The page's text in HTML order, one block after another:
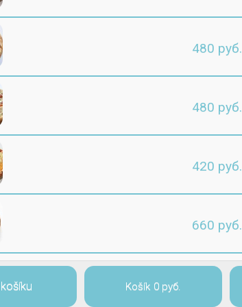
480 руб.
480 руб.
420 руб.
660 руб.
Košík 0 руб.